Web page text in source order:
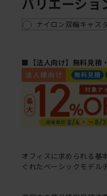
ナイロン双輪キャス
■【法人向け】無料見積
オフィスに求められる基
ぐれたベーシックモデル